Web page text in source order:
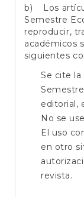
b) Los
Semestre
reproducir,
académicos
siguientes
Se cite
editorial,
No se
El uso
en otro
revista.